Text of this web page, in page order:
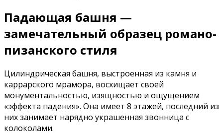
Падающая башня —
замечательный образец романо-
пизанского стиля
Цилиндрическая башня, выстроенная из камня и
каррарского мрамора, восхищает своей
монументальностью, изящностью и ощущением
«эффекта падения». Она имеет 8 этажей, последний из
них занимает нарядно украшенная звонница с
колоколами.